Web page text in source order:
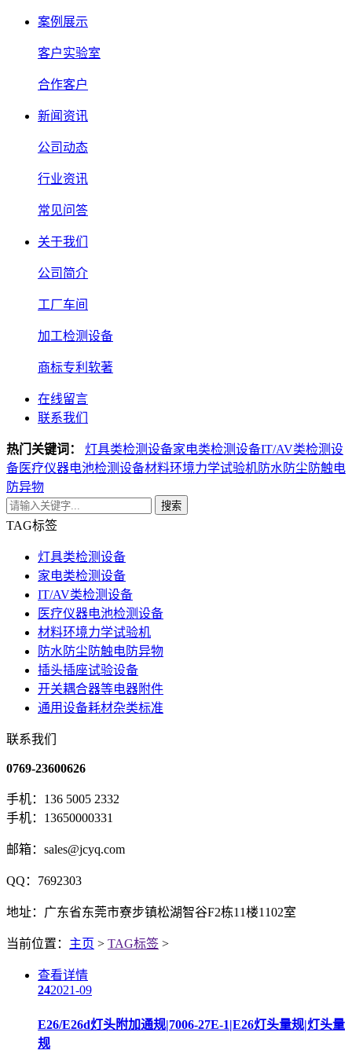
案例展示
客户实验室
合作客户
新闻资讯
公司动态
行业资讯
常见问答
关于我们
公司简介
工厂车间
加工检测设备
商标专利软著
在线留言
联系我们
热门关键词： 灯具类检测设备家电类检测设备IT/AV类检测设
备医疗仪器电池检测设备材料环境力学试验机防水防尘防触电
防异物
搜索
TAG标签
灯具类检测设备
家电类检测设备
IT/AV类检测设备
医疗仪器电池检测设备
材料环境力学试验机
防水防尘防触电防异物
插头插座试验设备
开关耦合器等电器附件
通用设备耗材杂类标准
联系我们
0769-23600626
手机：136 5005 2332
手机：13650000331
邮箱：sales@jcyq.com
QQ：7692303
地址：广东省东莞市寮步镇松湖智谷F2栋11楼1102室
当前位置： 主页 > TAG标签 >
查看详情
242021-09
E26/E26d灯头附加通规|7006-27E-1|E26灯头量规|灯头量
规